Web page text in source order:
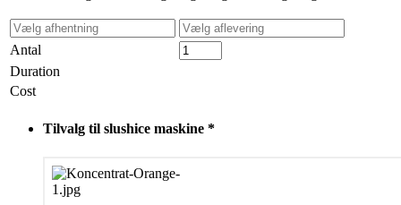
Antal
Duration
Cost
Tilvalg til slushice maskine *